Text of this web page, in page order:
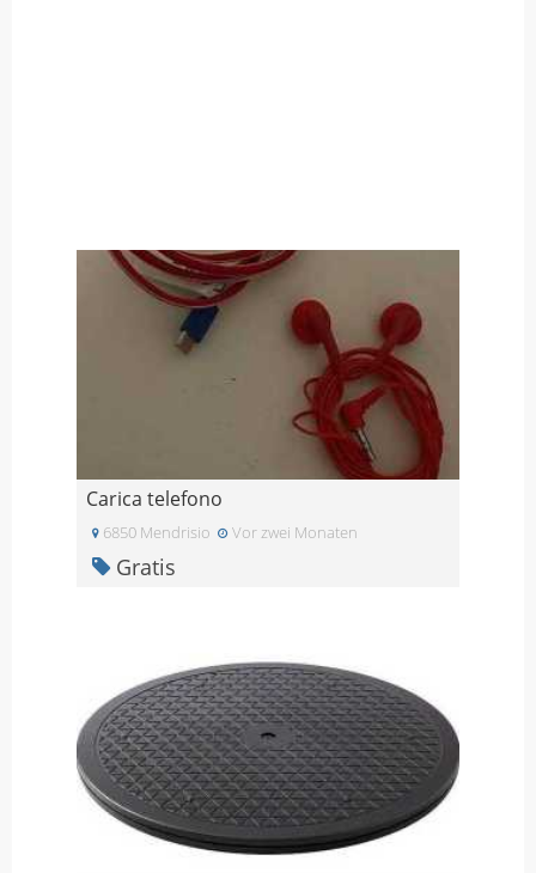
Carica telefono
6850 Mendrisio Vor zwei Monaten
Gratis